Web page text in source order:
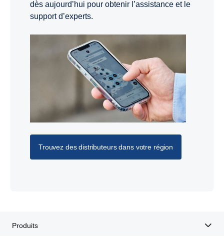
dès aujourd’hui pour obtenir l’assistance et le
support d’experts.
Trouvez des distributeurs dans votre région
Produits